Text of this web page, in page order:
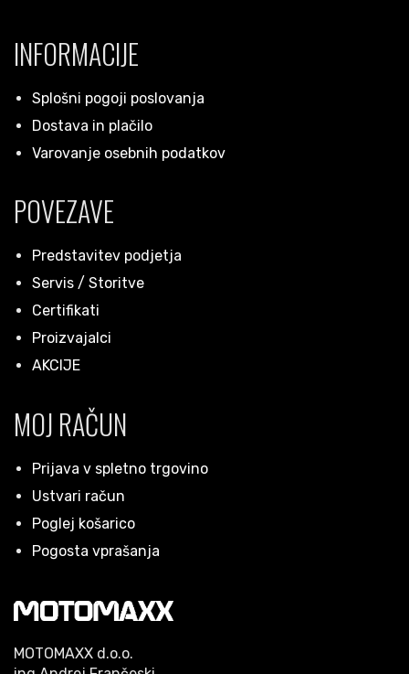
INFORMACIJE
Splošni pogoji poslovanja
Dostava in plačilo
Varovanje osebnih podatkov
POVEZAVE
Predstavitev podjetja
Servis / Storitve
Certifikati
Proizvajalci
AKCIJE
MOJ RAČUN
Prijava v spletno trgovino
Ustvari račun
Poglej košarico
Pogosta vprašanja
MOTOMAXX d.o.o.